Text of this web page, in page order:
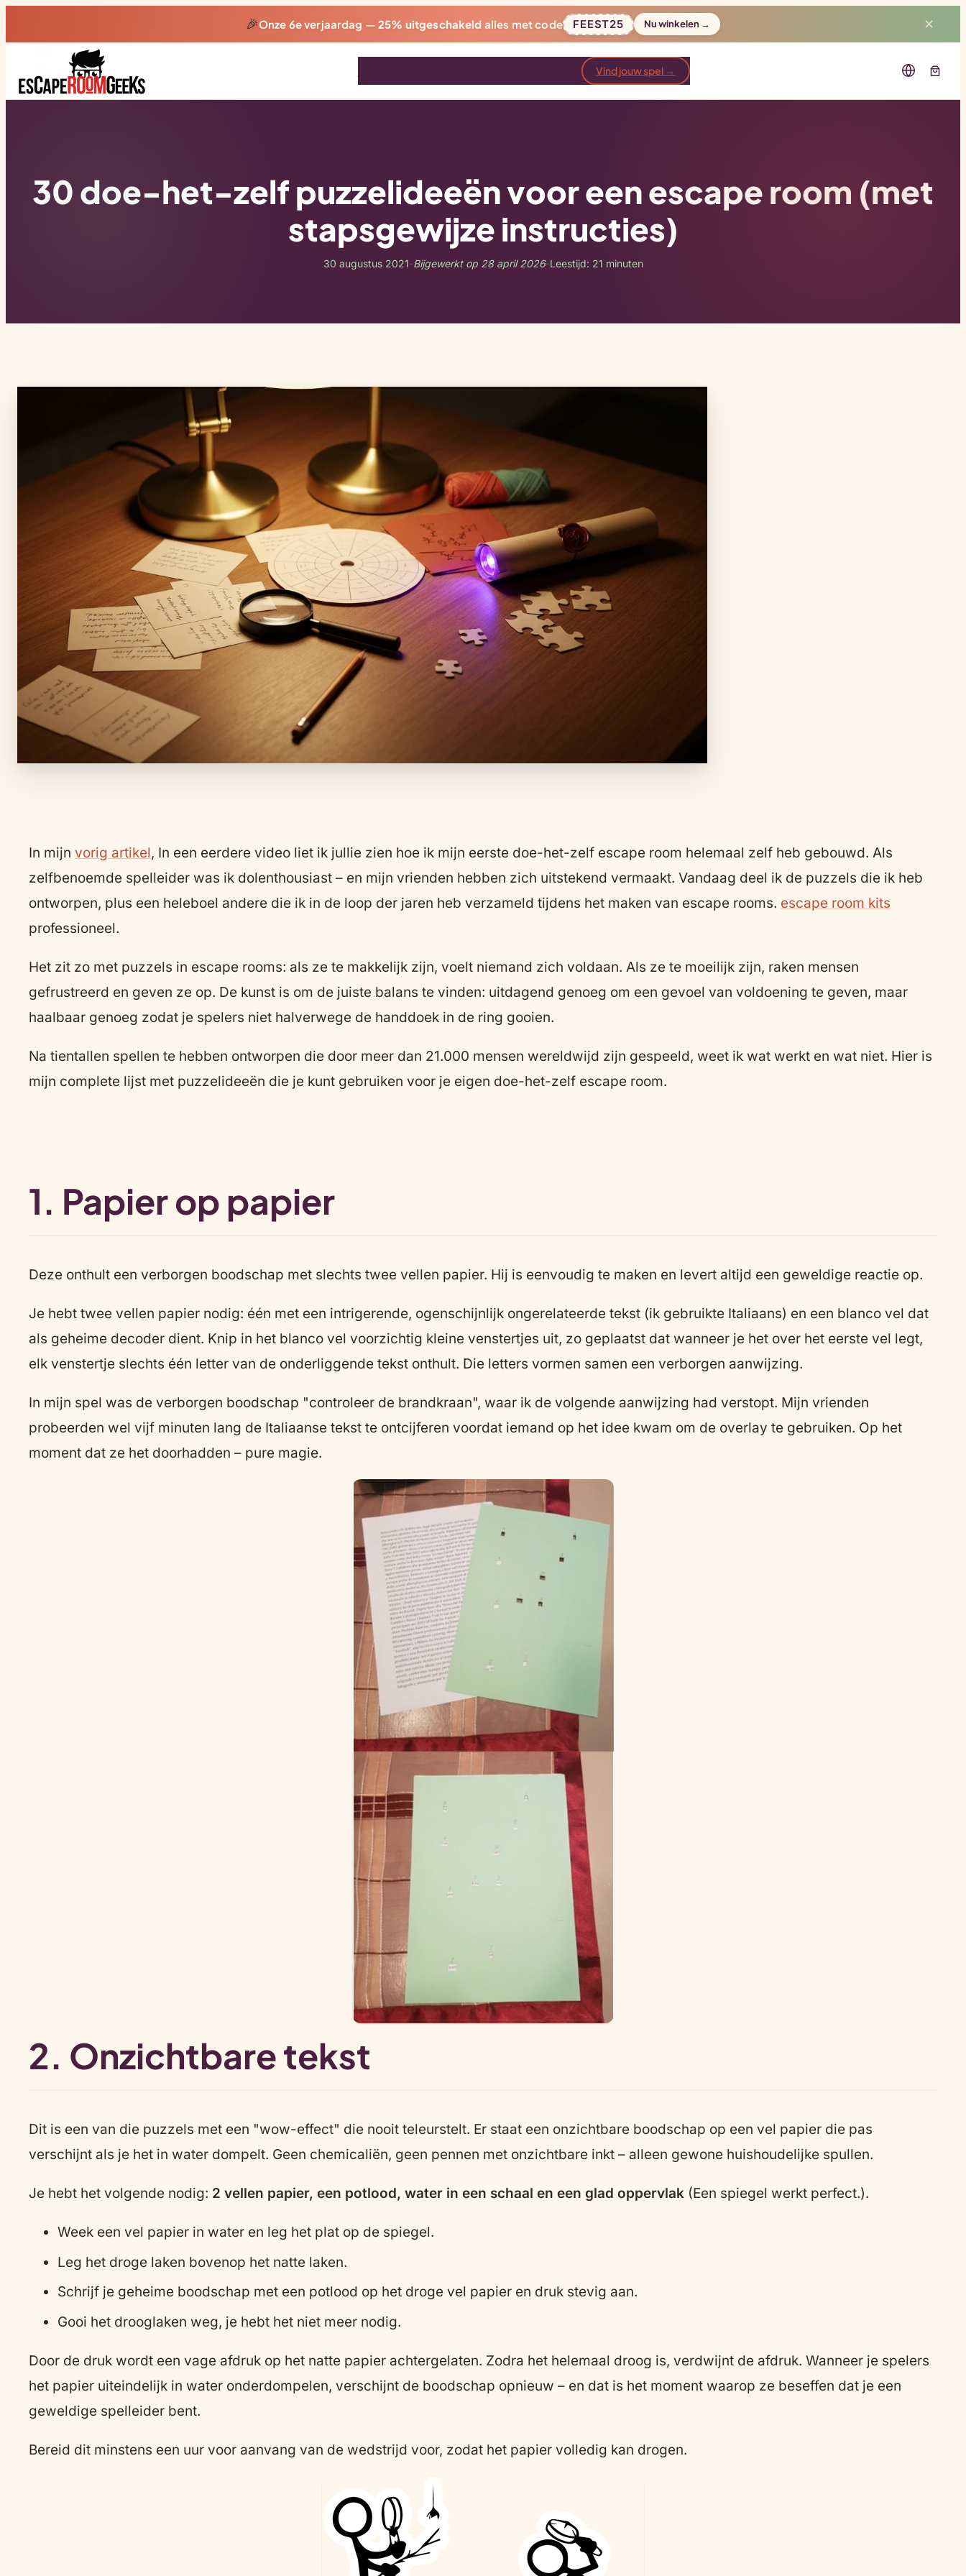
🎉Onze 6e verjaardag —25% uitgeschakeld alles met code FEEST25 Nu winkelen → ✕
bloggen Vind jouw spel →
30 doe-het-zelf puzzelideeën voor een escape room (met
stapsgewijze instructies)
30 augustus 2021-Bijgewerkt op 28 april 2026-Leestijd: 21 minuten
In mijn vorig artikel, In een eerdere video liet ik jullie zien hoe ik mijn eerste doe-het-zelf escape room helemaal zelf heb gebouwd. Als
zelfbenoemde spelleider was ik dolenthousiast – en mijn vrienden hebben zich uitstekend vermaakt. Vandaag deel ik de puzzels die ik heb
ontworpen, plus een heleboel andere die ik in de loop der jaren heb verzameld tijdens het maken van escape rooms. escape room kits
professioneel.
Het zit zo met puzzels in escape rooms: als ze te makkelijk zijn, voelt niemand zich voldaan. Als ze te moeilijk zijn, raken mensen
gefrustreerd en geven ze op. De kunst is om de juiste balans te vinden: uitdagend genoeg om een gevoel van voldoening te geven, maar
haalbaar genoeg zodat je spelers niet halverwege de handdoek in de ring gooien.
Na tientallen spellen te hebben ontworpen die door meer dan 21.000 mensen wereldwijd zijn gespeeld, weet ik wat werkt en wat niet. Hier is
mijn complete lijst met puzzelideeën die je kunt gebruiken voor je eigen doe-het-zelf escape room.
1. Papier op papier
Deze onthult een verborgen boodschap met slechts twee vellen papier. Hij is eenvoudig te maken en levert altijd een geweldige reactie op.
Je hebt twee vellen papier nodig: één met een intrigerende, ogenschijnlijk ongerelateerde tekst (ik gebruikte Italiaans) en een blanco vel dat
als geheime decoder dient. Knip in het blanco vel voorzichtig kleine venstertjes uit, zo geplaatst dat wanneer je het over het eerste vel legt,
elk venstertje slechts één letter van de onderliggende tekst onthult. Die letters vormen samen een verborgen aanwijzing.
In mijn spel was de verborgen boodschap "controleer de brandkraan", waar ik de volgende aanwijzing had verstopt. Mijn vrienden
probeerden wel vijf minuten lang de Italiaanse tekst te ontcijferen voordat iemand op het idee kwam om de overlay te gebruiken. Op het
moment dat ze het doorhadden – pure magie.
2. Onzichtbare tekst
Dit is een van die puzzels met een "wow-effect" die nooit teleurstelt. Er staat een onzichtbare boodschap op een vel papier die pas
verschijnt als je het in water dompelt. Geen chemicaliën, geen pennen met onzichtbare inkt – alleen gewone huishoudelijke spullen.
Je hebt het volgende nodig: 2 vellen papier, een potlood, water in een schaal en een glad oppervlak (Een spiegel werkt perfect.).
Week een vel papier in water en leg het plat op de spiegel.
Leg het droge laken bovenop het natte laken.
Schrijf je geheime boodschap met een potlood op het droge vel papier en druk stevig aan.
Gooi het drooglaken weg, je hebt het niet meer nodig.
Door de druk wordt een vage afdruk op het natte papier achtergelaten. Zodra het helemaal droog is, verdwijnt de afdruk. Wanneer je spelers
het papier uiteindelijk in water onderdompelen, verschijnt de boodschap opnieuw – en dat is het moment waarop ze beseffen dat je een
geweldige spelleider bent.
Bereid dit minstens een uur voor aanvang van de wedstrijd voor, zodat het papier volledig kan drogen.